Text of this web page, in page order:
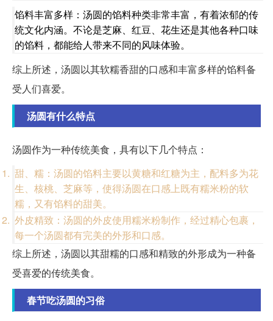
馅料丰富多样：汤圆的馅料种类非常丰富，有着浓郁的传
统文化内涵。不论是芝麻、红豆、花生还是其他各种口味
的馅料，都能给人带来不同的风味体验。
综上所述，汤圆以其软糯香甜的口感和丰富多样的馅料备
受人们喜爱。
汤圆有什么特点
汤圆作为一种传统美食，具有以下几个特点：
甜、糯：汤圆的馅料主要以黄糖和红糖为主，配料多为花
生、核桃、芝麻等，使得汤圆在口感上既有糯米粉的软
糯，又有馅料的甜美。
外皮精致：汤圆的外皮使用糯米粉制作，经过精心包裹，
每一个汤圆都有完美的外形和口感。
综上所述，汤圆以其甜糯的口感和精致的外形成为一种备
受喜爱的传统美食。
春节吃汤圆的习俗